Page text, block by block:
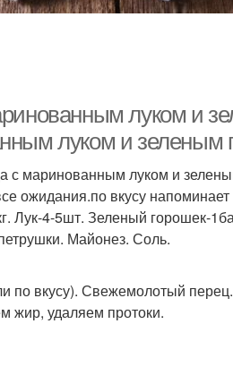
луком и
луком и зеленым
с маринованным луком и
ожидания.по вкусу
Лук-4-5шт. Зеленый горошек-
Майонез. Соль.
по вкусу). Свежемолотый
жир, удаляем протоки.